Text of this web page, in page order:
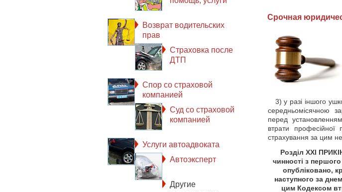
Возврат водительских
прав
Страховка после
ДТП
Спор со страховой
компанией
Суд со страховой
компанией
Услуги автоадвоката
Автоэксперт
Другие
Cрочная
3) у разі іншого
середньомісячною
перед
втрати професійної
страхування за цим
Розділ ХХІ
чинності з
опубліковано,
наступного за
цим Кодексом